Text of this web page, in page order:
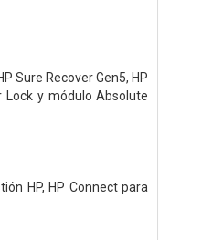
Sure Recover Gen5, HP
Lock y módulo Absolute
HP, HP Connect para